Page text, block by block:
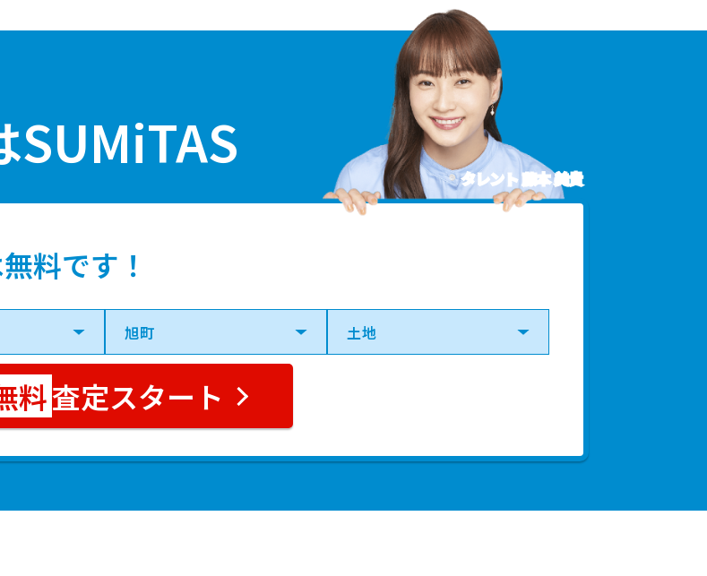
SUMiTAS
料です！
タレント 藤本 美貴
査定スタート